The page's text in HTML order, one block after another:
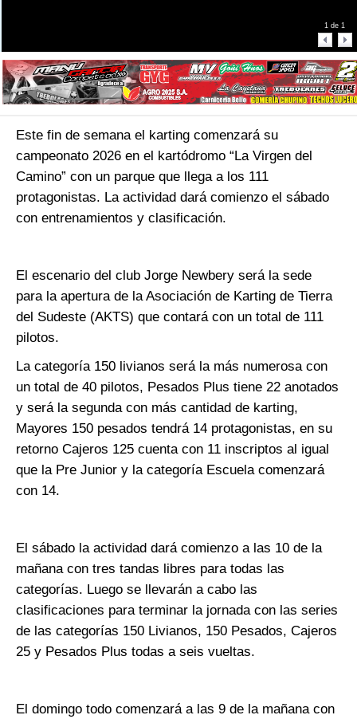
1 de 1
Este fin de semana el karting comenzará su
campeonato 2026 en el kartódromo “La Virgen del
Camino” con un parque que llega a los 111
protagonistas. La actividad dará comienzo el sábado
con entrenamientos y clasificación.
El escenario del club Jorge Newbery será la sede
para la apertura de la Asociación de Karting de Tierra
del Sudeste (AKTS) que contará con un total de 111
pilotos.
La categoría 150 livianos será la más numerosa con
un total de 40 pilotos, Pesados Plus tiene 22 anotados
y será la segunda con más cantidad de karting,
Mayores 150 pesados tendrá 14 protagonistas, en su
retorno Cajeros 125 cuenta con 11 inscriptos al igual
que la Pre Junior y la categoría Escuela comenzará
con 14.
El sábado la actividad dará comienzo a las 10 de la
mañana con tres tandas libres para todas las
categorías. Luego se llevarán a cabo las
clasificaciones para terminar la jornada con las series
de las categorías 150 Livianos, 150 Pesados, Cajeros
25 y Pesados Plus todas a seis vueltas.
El domingo todo comenzará a las 9 de la mañana con